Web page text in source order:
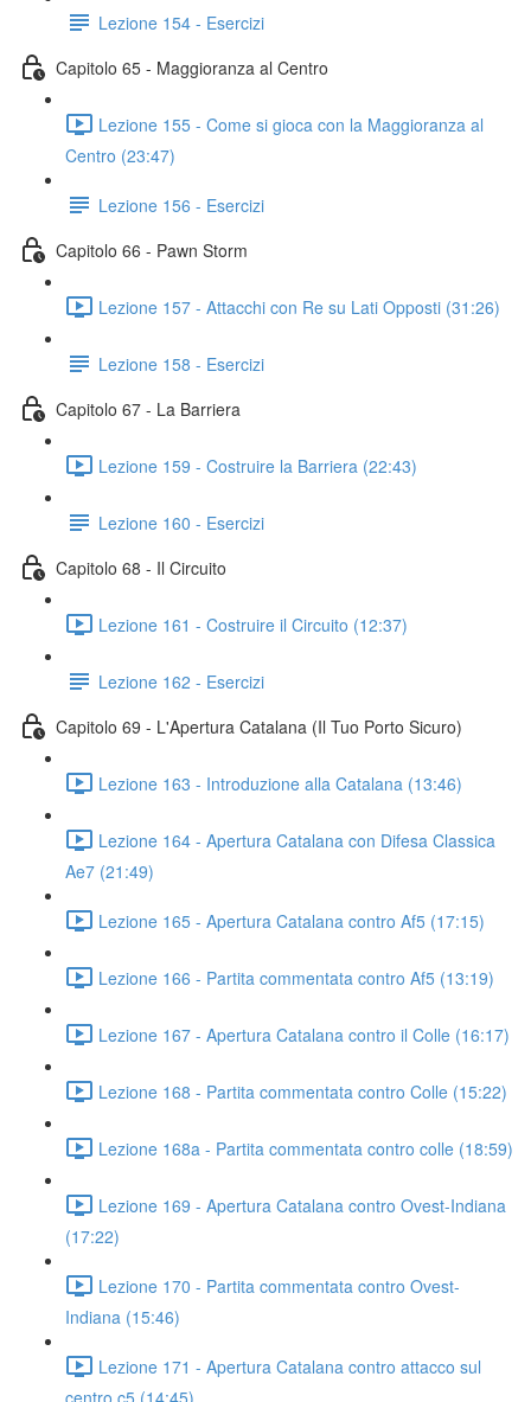
Lezione 154 - Esercizi
Capitolo 65 - Maggioranza al Centro
Lezione 155 - Come si gioca con la Maggioranza al
Centro (23:47)
Lezione 156 - Esercizi
Capitolo 66 - Pawn Storm
Lezione 157 - Attacchi con Re su Lati Opposti (31:26)
Lezione 158 - Esercizi
Capitolo 67 - La Barriera
Lezione 159 - Costruire la Barriera (22:43)
Lezione 160 - Esercizi
Capitolo 68 - Il Circuito
Lezione 161 - Costruire il Circuito (12:37)
Lezione 162 - Esercizi
Capitolo 69 - L'Apertura Catalana (Il Tuo Porto Sicuro)
Lezione 163 - Introduzione alla Catalana (13:46)
Lezione 164 - Apertura Catalana con Difesa Classica
Ae7 (21:49)
Lezione 165 - Apertura Catalana contro Af5 (17:15)
Lezione 166 - Partita commentata contro Af5 (13:19)
Lezione 167 - Apertura Catalana contro il Colle (16:17)
Lezione 168 - Partita commentata contro Colle (15:22)
Lezione 168a - Partita commentata contro colle (18:59)
Lezione 169 - Apertura Catalana contro Ovest-Indiana
(17:22)
Lezione 170 - Partita commentata contro Ovest-
Indiana (15:46)
Lezione 171 - Apertura Catalana contro attacco sul
centro c5 (14:45)